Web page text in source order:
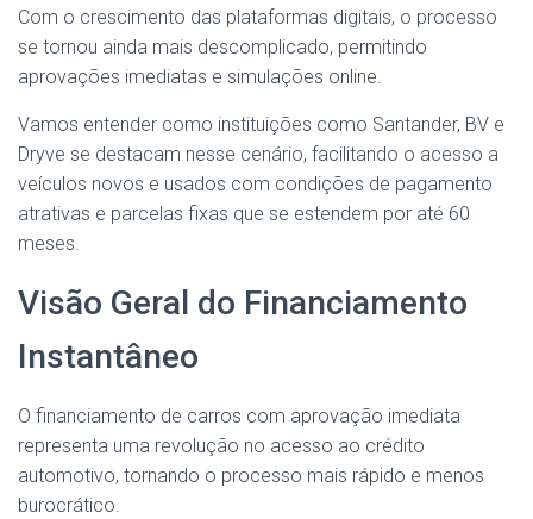
Com o crescimento das plataformas digitais, o processo
se tornou ainda mais descomplicado, permitindo
aprovações imediatas e simulações online.
Vamos entender como instituições como Santander, BV e
Dryve se destacam nesse cenário, facilitando o acesso a
veículos novos e usados com condições de pagamento
atrativas e parcelas fixas que se estendem por até 60
meses.
Visão Geral do Financiamento
Instantâneo
O financiamento de carros com aprovação imediata
representa uma revolução no acesso ao crédito
automotivo, tornando o processo mais rápido e menos
burocrático.